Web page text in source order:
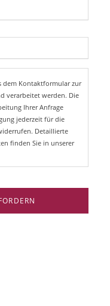
dem Kontaktformular zur
verarbeitet werden. Die
Ihrer Anfrage
jederzeit für die
Detaillierte
finden Sie in unserer